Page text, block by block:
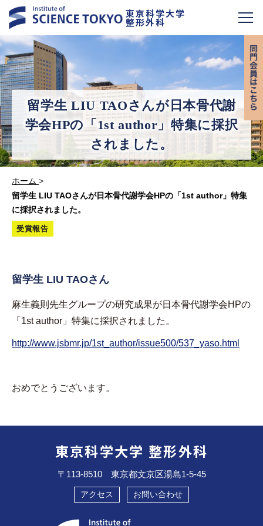
東京科学大学
整形外科
留学生 LIU TAOさんが日本骨代謝
学会HPの「1st author」特集に採択
されました。
ホーム >
留学生 LIU TAOさんが日本骨代謝学会HPの「1st author」特集
に採択されました。
受賞報告
留学生 LIU TAOさん
麻生義則先生グループの研究成果が日本骨代謝学会HPの
「1st author」特集に採択されました。
http://www.jsbmr.jp/1st_author/issue500/537_yaso.html
おめでとうございます。
東京科学大学 整形外科
〒113-8510 東京都文京区湯島1-5-45
アクセス お問い合わせ